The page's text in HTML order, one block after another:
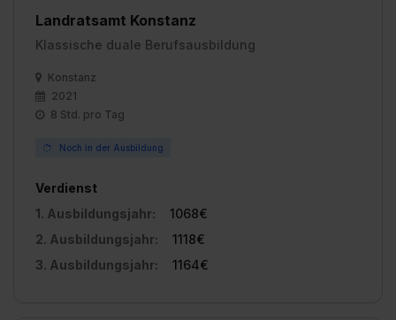
Landratsamt Konstanz
Klassische duale Berufsausbildung
Konstanz
2021
8 Std. pro Tag
Noch in der Ausbildung
Verdienst
1. Ausbildungsjahr:
1068€
2. Ausbildungsjahr:
1118€
3. Ausbildungsjahr:
1164€